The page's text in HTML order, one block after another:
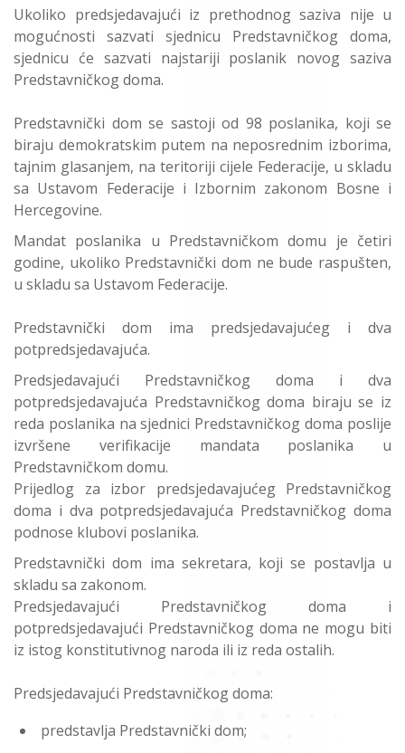
Ukoliko predsjedavajući iz prethodnog saziva nije u
mogućnosti sazvati sjednicu Predstavničkog doma,
sjednicu će sazvati najstariji poslanik novog saziva
Predstavničkog doma.
Predstavnički dom se sastoji od 98 poslanika, koji se
biraju demokratskim putem na neposrednim izborima,
tajnim glasanjem, na teritoriji cijele Federacije, u skladu
sa Ustavom Federacije i Izbornim zakonom Bosne i
Hercegovine.
Mandat poslanika u Predstavničkom domu je četiri
godine, ukoliko Predstavnički dom ne bude raspušten,
u skladu sa Ustavom Federacije.
Predstavnički dom ima predsjedavajućeg i dva
potpredsjedavajuća.
Predsjedavajući Predstavničkog doma i dva
potpredsjedavajuća Predstavničkog doma biraju se iz
reda poslanika na sjednici Predstavničkog doma poslije
izvršene verifikacije mandata poslanika u
Predstavničkom domu.
Prijedlog za izbor predsjedavajućeg Predstavničkog
doma i dva potpredsjedavajuća Predstavničkog doma
podnose klubovi poslanika.
Predstavnički dom ima sekretara, koji se postavlja u
skladu sa zakonom.
Predsjedavajući Predstavničkog doma i
potpredsjedavajući Predstavničkog doma ne mogu biti
iz istog konstitutivnog naroda ili iz reda ostalih.
Predsjedavajući Predstavničkog doma:
predstavlja Predstavnički dom;